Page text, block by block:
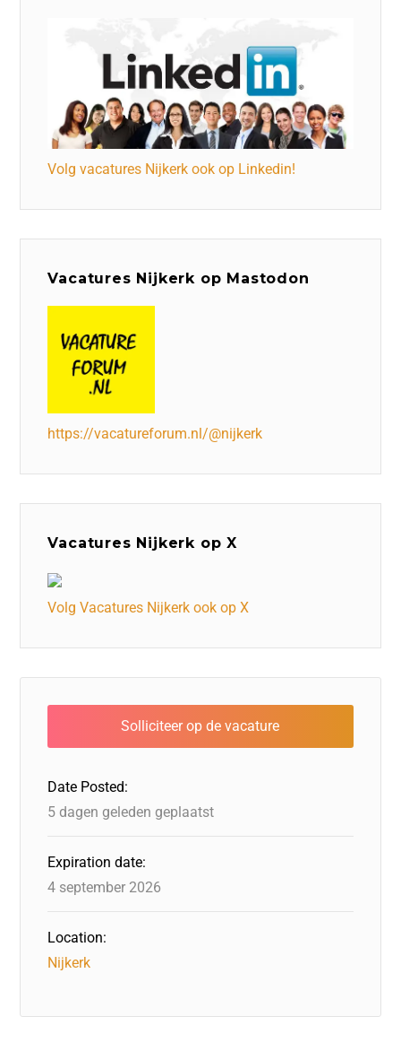
Volg vacatures Nijkerk ook op Linkedin!
Vacatures Nijkerk op Mastodon
https://vacatureforum.nl/@nijkerk
Vacatures Nijkerk op X
Volg Vacatures Nijkerk ook op X
Date Posted:
5 dagen geleden geplaatst
Expiration date:
4 september 2026
Location:
Nijkerk